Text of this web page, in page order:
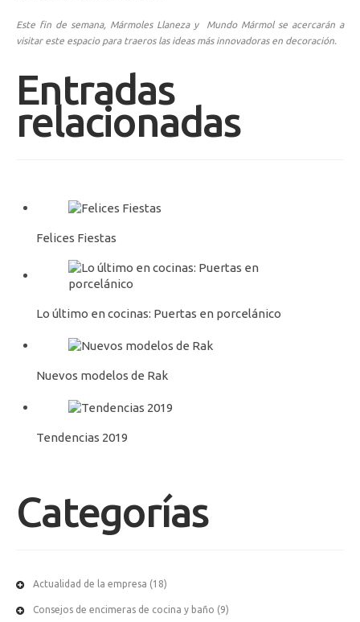
Este fin de semana, Mármoles Llaneza y Mundo Mármol se acercarán a
visitar este espacio para traeros las ideas más innovadoras en decoración.
Entradas
relacionadas
Felices Fiestas
Lo último en cocinas: Puertas en porcelánico
Nuevos modelos de Rak
Tendencias 2019
Categorías
Actualidad de la empresa (18)
Consejos de encimeras de cocina y baño (9)